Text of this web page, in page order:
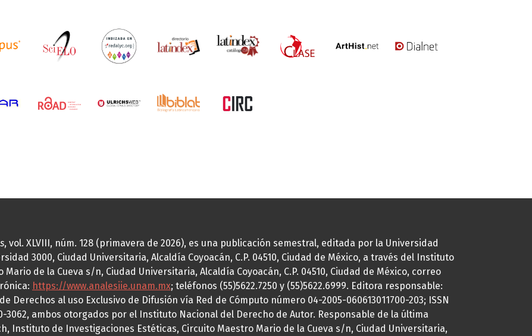
, vol. XLVIII, núm. 128 (primavera de 2026), es una publicación semestral, editada por la Universidad
3000, Ciudad Universitaria, Alcaldía Coyoacán, C.P. 04510, Ciudad de México, a través del Instituto
de la Cueva s/n, Ciudad Universitaria, Alcaldía Coyoacán, C.P. 04510, Ciudad de México, correo
https://www.analesiie.unam.mx; teléfonos (55)5622.7250 y (55)5622.6999. Editora responsable:
Derechos al uso Exclusivo de Difusión vía Red de Cómputo número 04-2005-060613011700-203; ISSN
3062, ambos otorgados por el Instituto Nacional del Derecho de Autor. Responsable de la última
Instituto de Investigaciones Estéticas, Circuito Maestro Mario de la Cueva s/n, Ciudad Universitaria,